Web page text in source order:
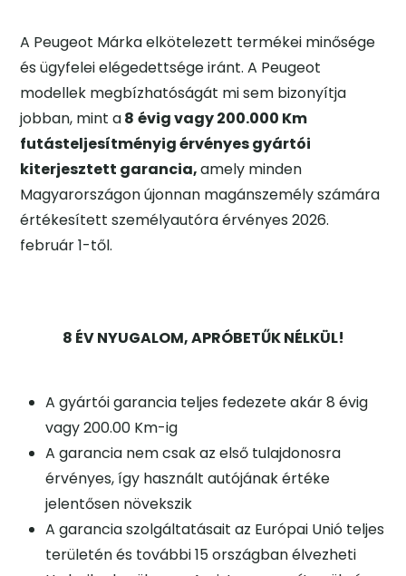
A Peugeot Márka elkötelezett termékei minősége
és ügyfelei elégedettsége iránt. A Peugeot
modellek megbízhatóságát mi sem bizonyítja
jobban, mint a8 évig vagy 200.000 Km
futásteljesítményig érvényes gyártói
kiterjesztett garancia,amely minden
Magyarországon újonnan magánszemély számára
értékesített személyautóra érvényes 2026.
február 1-től.
8 ÉV NYUGALOM, APRÓBETŰK NÉLKÜL!
A gyártói garancia teljes fedezete akár 8 évig
vagy 200.00 Km-ig
A garancia nem csak az első tulajdonosra
érvényes, így használt autójának értéke
jelentősen növekszik
A garancia szolgáltatásait az Európai Unió teljes
területén és további 15 országban élvezheti